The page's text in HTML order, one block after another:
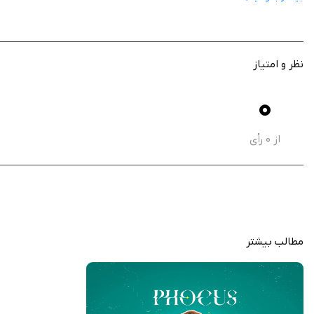
ابزارهای ویرایش حرفه‌ای نور و رنگ
مناسب برای عکس‌های سلفی و پرتره
مناسب برای شبکه‌های اجتماعی
با دانلود این اپلیکیشن از استور سیب ایرانی بدون نیاز به پرداخت درون برنامه‌ای
زمانی که اشتراک پرو (pro) نمایش داده میشود روی اسکیپ (skip) کلیک کنید.
نظر و امتیاز
0
از 0 رأی
مطالب بیشتر